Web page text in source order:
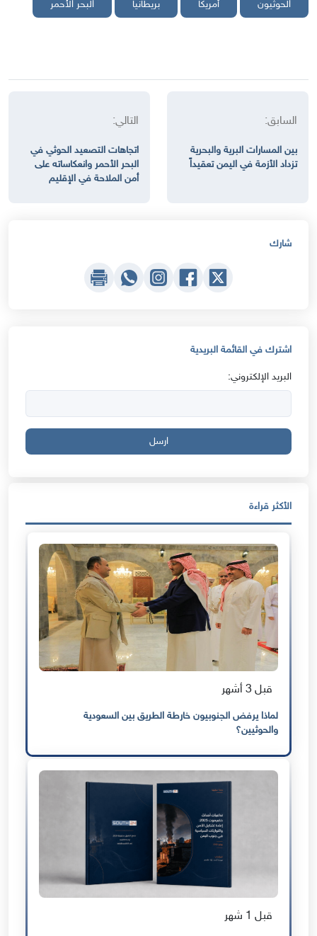
الحوثيون أمريكا بريطانيا البحر الأحمر
السابق:
بين المسارات البرية والبحرية
تزداد الأزمة في اليمن تعقيداً
التالي:
اتجاهات التصعيد الحوثي في
البحر الأحمر وانعكاساته على
أمن الملاحة في الإقليم
شارك
اشترك في القائمة البريدية
البريد الإلكتروني:
ارسل
الأكثر قراءة
قبل 3 أشهر
لماذا يرفض الجنوبيون خارطة الطريق بين السعودية
والحوثيين؟
قبل 1 شهر